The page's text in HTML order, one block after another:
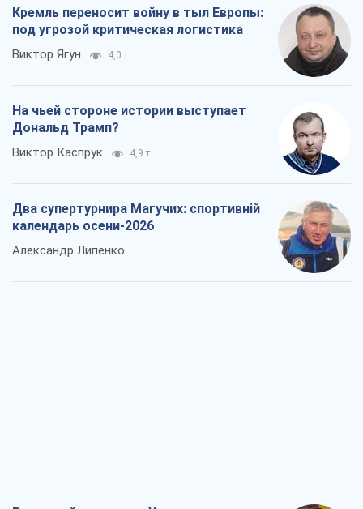
Кремль переносит войну в тыл Европы:
под угрозой критическая логистика
Виктор Ягун 4,0 т.
На чьей стороне истории выступает
Дональд Трамп?
Виктор Каспрук 4,9 т.
Два супертурнира Магучих: спортивній
календарь осени-2026
Александр Липенко